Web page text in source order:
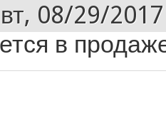
вт, 08/29/
в